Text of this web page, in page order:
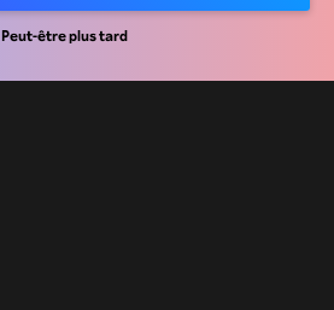
Peut-être plus tard